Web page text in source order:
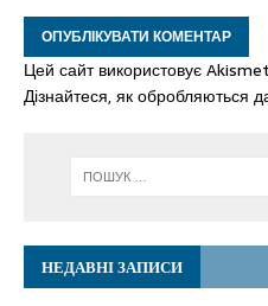
Цей сайт використовує
Дізнайтеся, як обробляються
НЕДАВНІ ЗАПИСИ